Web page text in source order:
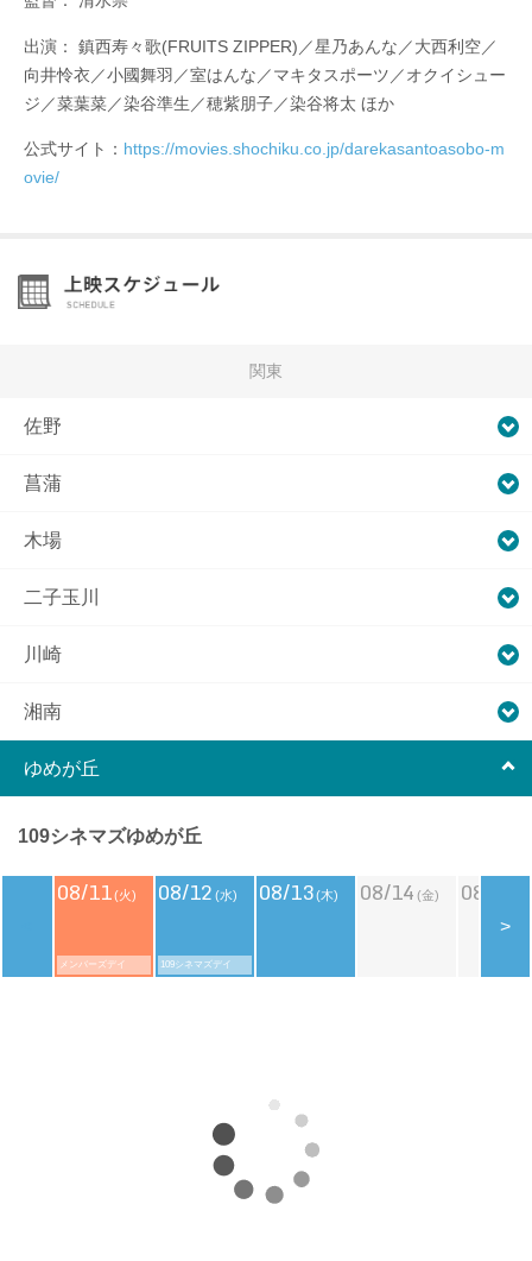
出演： 鎮西寿々歌(FRUITS ZIPPER)／星乃あんな／大西利空／
向井怜⾐／小國舞羽／室はんな／マキタスポーツ／オクイシュー
ジ／菜葉菜／染谷準生／穂紫朋子／染谷将太 ほか
公式サイト： https://movies.shochiku.co.jp/darekasantoasobo-m
ovie/
関東
佐野
菖蒲
木場
二子玉川
川崎
湘南
ゆめが丘
109シネマズゆめが丘
08/11(火)
メンバーズデイ
08/12 (水)
109シネマズデイ
08/13(木) 08/14 (金) 08/15
>